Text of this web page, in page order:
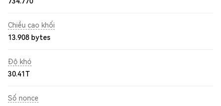
Chiều cao khối
13.908 bytes
Độ khó
30.41T
Số nonce